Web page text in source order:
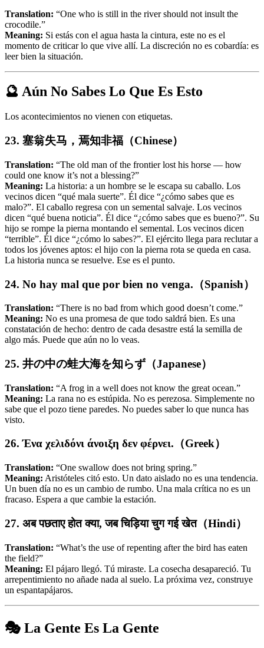
Translation: “One who is still in the river should not insult the
crocodile.”
Meaning: Si estás con el agua hasta la cintura, este no es el
momento de criticar lo que vive allí. La discreción no es cobardía: es
leer bien la situación.
🔮 Aún No Sabes Lo Que Es Esto
Los acontecimientos no vienen con etiquetas.
23. 塞翁失马，焉知非福（Chinese）
Translation: “The old man of the frontier lost his horse — how
could one know it’s not a blessing?”
Meaning: La historia: a un hombre se le escapa su caballo. Los
vecinos dicen “qué mala suerte”. Él dice “¿cómo sabes que es
malo?”. El caballo regresa con un semental salvaje. Los vecinos
dicen “qué buena noticia”. Él dice “¿cómo sabes que es bueno?”. Su
hijo se rompe la pierna montando el semental. Los vecinos dicen
“terrible”. Él dice “¿cómo lo sabes?”. El ejército llega para reclutar a
todos los jóvenes aptos: el hijo con la pierna rota se queda en casa.
La historia nunca se resuelve. Ese es el punto.
24. No hay mal que por bien no venga.（Spanish）
Translation: “There is no bad from which good doesn’t come.”
Meaning: No es una promesa de que todo saldrá bien. Es una
constatación de hecho: dentro de cada desastre está la semilla de
algo más. Puede que aún no lo veas.
25. 井の中の蛙大海を知らず（Japanese）
Translation: “A frog in a well does not know the great ocean.”
Meaning: La rana no es estúpida. No es perezosa. Simplemente no
sabe que el pozo tiene paredes. No puedes saber lo que nunca has
visto.
26. Ένα χελιδόνι άνοιξη δεν φέρνει.（Greek）
Translation: “One swallow does not bring spring.”
Meaning: Aristóteles citó esto. Un dato aislado no es una tendencia.
Un buen día no es un cambio de rumbo. Una mala crítica no es un
fracaso. Espera a que cambie la estación.
27. अब पछताए होत क्या, जब चिड़िया चुग गई खेत（Hindi）
Translation: “What’s the use of repenting after the bird has eaten
the field?”
Meaning: El pájaro llegó. Tú miraste. La cosecha desapareció. Tu
arrepentimiento no añade nada al suelo. La próxima vez, construye
un espantapájaros.
🎭 La Gente Es La Gente